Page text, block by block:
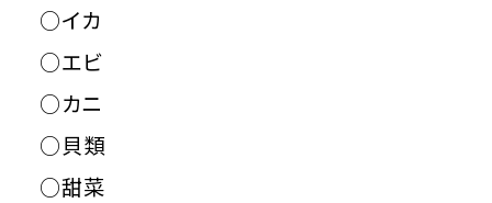
○イカ
○エビ
○カニ
○貝類
○甜菜